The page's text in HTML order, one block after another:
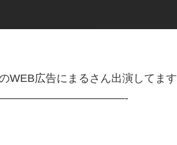
WEB広告にまるさん出演してます